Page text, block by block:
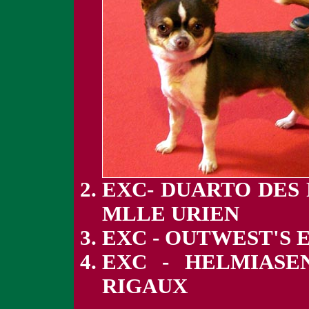
EXC- DUARTO
MLLE URIEN
EXC - OUTWEST'S
EXC -
RIGAUX